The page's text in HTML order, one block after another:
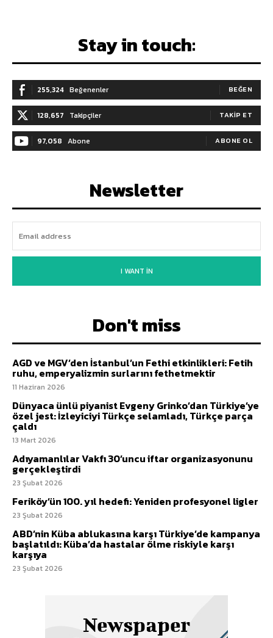
Stay in touch:
255,324 Beğenenler BEĞEN
128,657 Takipçiler TAKIP ET
97,058 Abone ABONE OL
Newsletter
I WANT IN
Don't miss
AGD ve MGV’den İstanbul’un Fethi etkinlikleri: Fetih
ruhu, emperyalizmin surlarını fethetmektir
11 Haziran 2026
Dünyaca ünlü piyanist Evgeny Grinko’dan Türkiye’ye
özel jest: İzleyiciyi Türkçe selamladı, Türkçe parça
çaldı
13 Mart 2026
Adıyamanlılar Vakfı 30’uncu iftar organizasyonunu
gerçekleştirdi
23 Şubat 2026
Feriköy’ün 100. yıl hedefi: Yeniden profesyonel ligler
23 Şubat 2026
ABD’nin Küba ablukasına karşı Türkiye’de kampanya
başlatıldı: Küba’da hastalar ölme riskiyle karşı
karşıya
23 Şubat 2026